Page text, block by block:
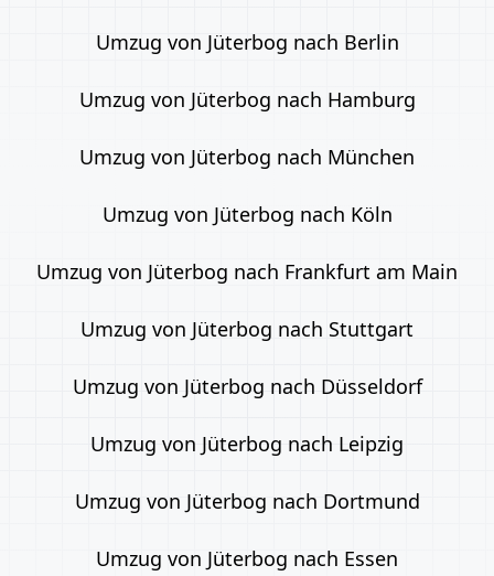
Umzug von Jüterbog nach Berlin
Umzug von Jüterbog nach Hamburg
Umzug von Jüterbog nach München
Umzug von Jüterbog nach Köln
Umzug von Jüterbog nach Frankfurt am Main
Umzug von Jüterbog nach Stuttgart
Umzug von Jüterbog nach Düsseldorf
Umzug von Jüterbog nach Leipzig
Umzug von Jüterbog nach Dortmund
Umzug von Jüterbog nach Essen